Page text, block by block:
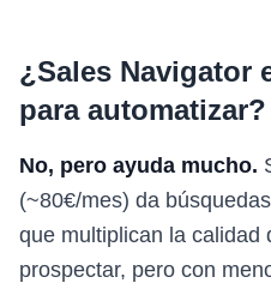
¿Sales Navigator
para automatizar?
No, pero ayuda mucho.
(~80€/mes) da
que multiplican la calidad
prospectar, pero con